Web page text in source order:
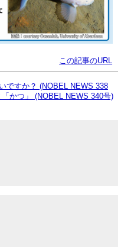
この記事のURL
ですか？ (NOBEL NEWS 338
「かつ」 (NOBEL NEWS 340号)